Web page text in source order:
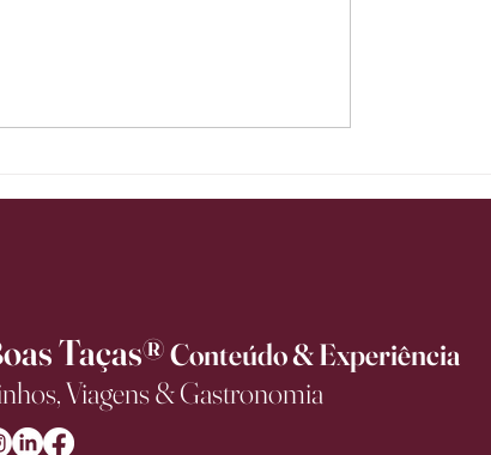
de 2026
Taças®Conteúdo & Experiência
Viagens & Gastronomia